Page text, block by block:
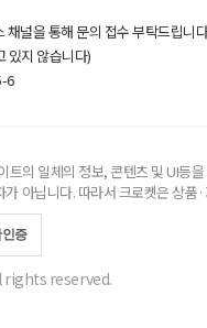
널을 통해 문의 접수 부탁드립니
있지 않습니다)
6
의 일체의 정보, 콘텐츠 및 UI등
아닙니다. 따라서 크로켓은 상품
증
rights reserved.